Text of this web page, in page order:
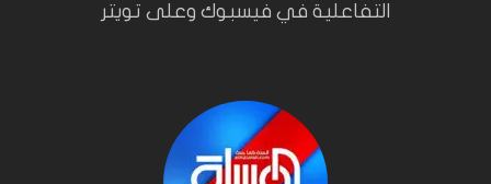
التفاعلية في فيسبوك وعلى تويتر